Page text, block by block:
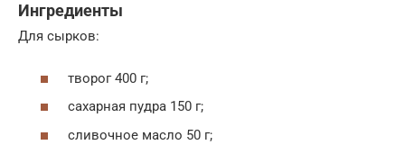
Ингредиенты
Для сырков:
творог 400 г;
сахарная пудра 150 г;
сливочное масло 50 г;